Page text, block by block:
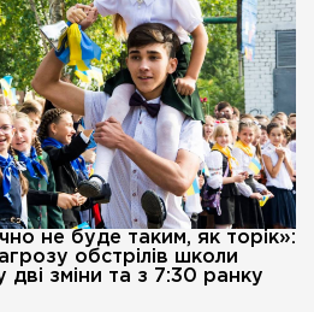
не буде таким, як торік»:
обстрілів школи
зміни та з 7:30 ранку